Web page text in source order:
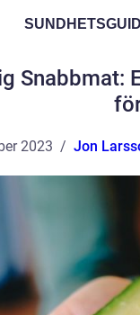
Snabbmat:
2023 Jon